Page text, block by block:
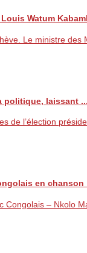
Watum
Le ministre des
politique, laissant ...
de l’élection
en chanson
Congolais – Nkolo